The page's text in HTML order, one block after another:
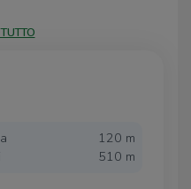
il fascino originale
storico con tutte le
120 m
510 m